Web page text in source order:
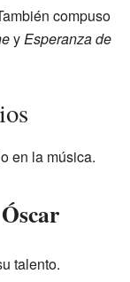
compuso
yEsperanza de
en la música.
talento.